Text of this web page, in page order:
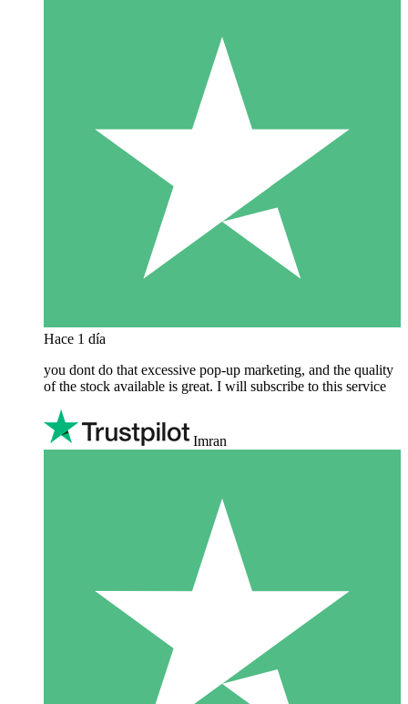
Hace 1 día
you dont do that excessive pop-up marketing, and the quality
of the stock available is great. I will subscribe to this service
Imran